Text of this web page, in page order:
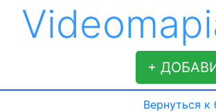
+
Вернуться к